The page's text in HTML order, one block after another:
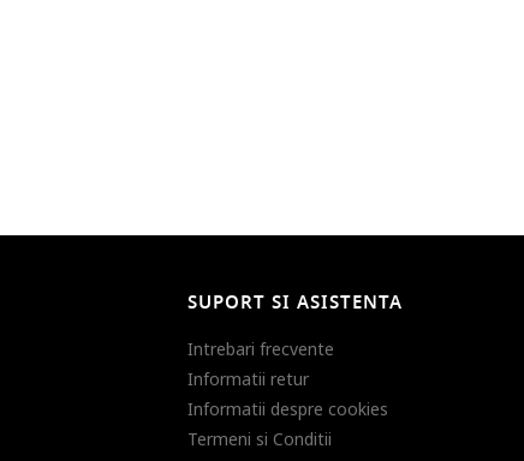
SUPORT SI ASISTENTA
Intrebari frecvente
Informatii retur
Informatii despre cookies
Termeni si Conditii